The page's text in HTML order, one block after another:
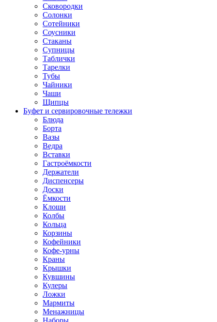
Сковородки
Солонки
Сотейники
Соусники
Стаканы
Супницы
Таблички
Тарелки
Тубы
Чайники
Чаши
Щипцы
Буфет и сервировочные тележки
Блюда
Борта
Вазы
Ведра
Вставки
Гастроёмкости
Держатели
Диспенсеры
Доски
Ёмкости
Клоши
Колбы
Кольца
Корзины
Кофейники
Кофе-урны
Краны
Крышки
Кувшины
Кулеры
Ложки
Мармиты
Менажницы